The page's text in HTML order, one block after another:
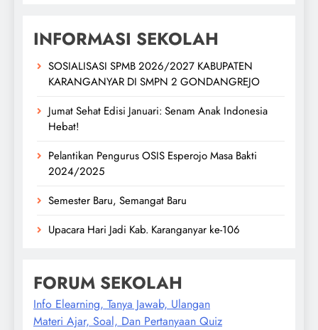
INFORMASI SEKOLAH
SOSIALISASI SPMB 2026/2027 KABUPATEN
KARANGANYAR DI SMPN 2 GONDANGREJO
Jumat Sehat Edisi Januari: Senam Anak Indonesia
Hebat!
Pelantikan Pengurus OSIS Esperojo Masa Bakti
2024/2025
Semester Baru, Semangat Baru
Upacara Hari Jadi Kab. Karanganyar ke-106
FORUM SEKOLAH
Info Elearning, Tanya Jawab, Ulangan
Materi Ajar, Soal, Dan Pertanyaan Quiz